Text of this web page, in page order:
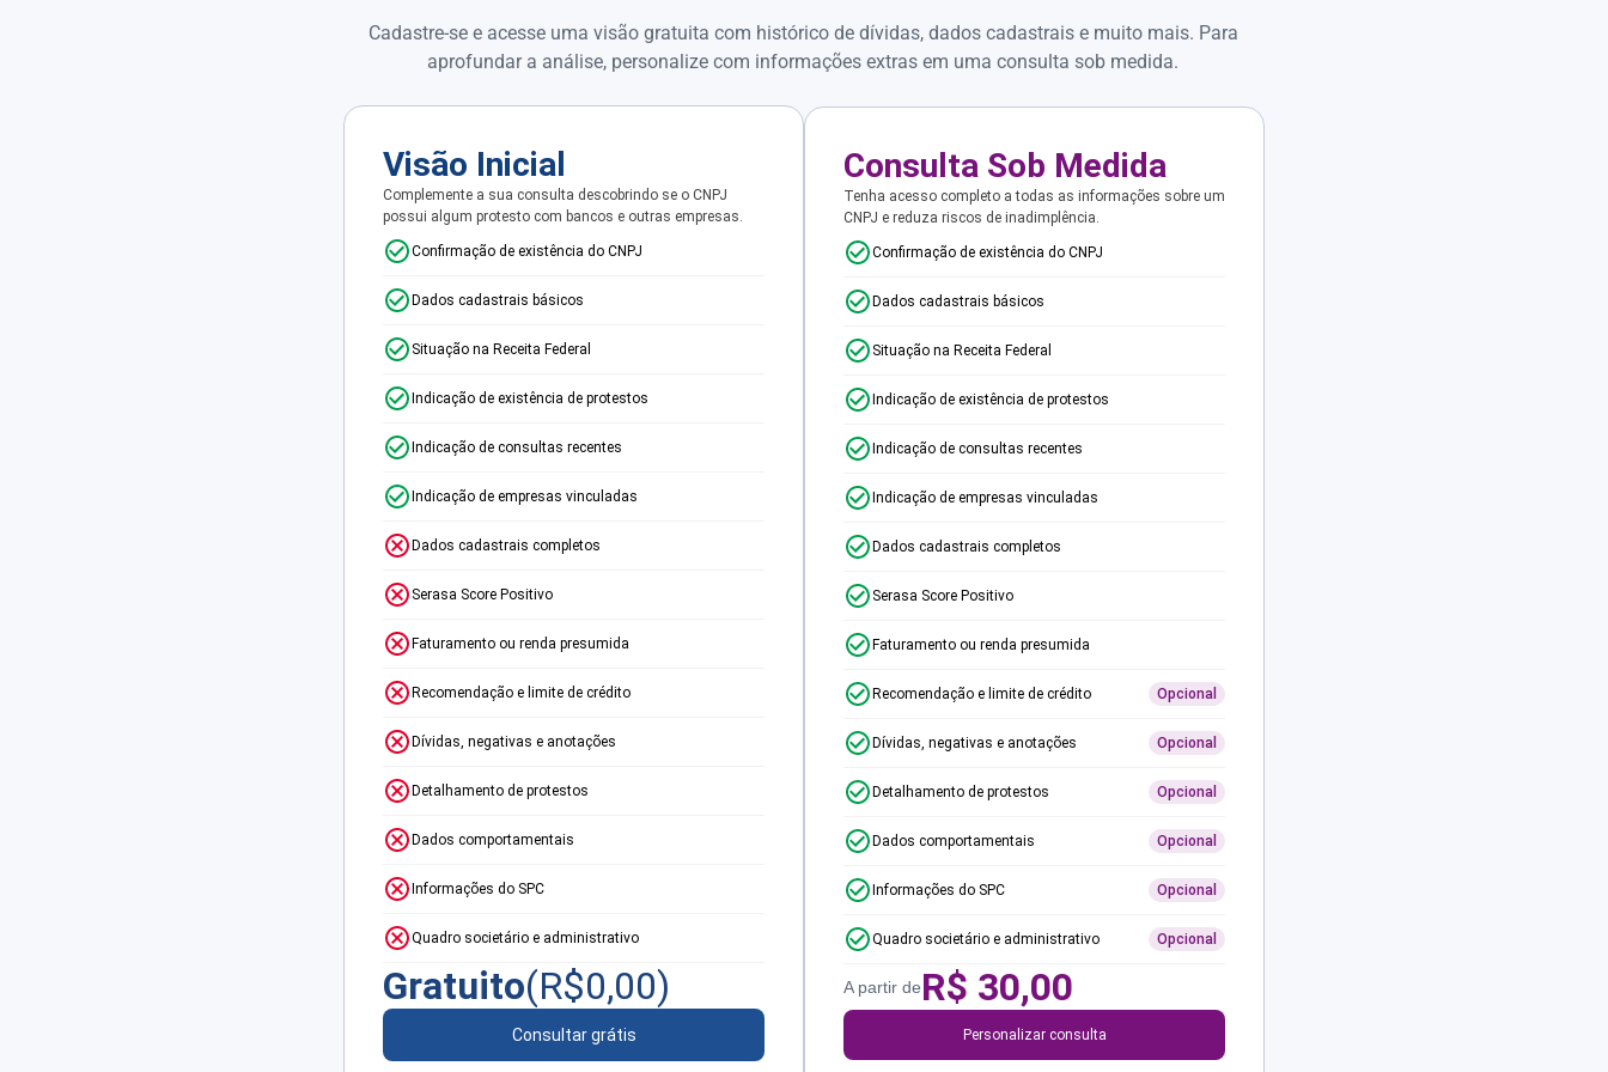
Cadastre-se e acesse uma visão gratuita com histórico de dívidas, dados cadastrais e muito mais. Para
aprofundar a análise, personalize com informações extras em uma consulta sob medida.
Visão Inicial
Complemente a sua consulta descobrindo se o CNPJ
possui algum protesto com bancos e outras empresas.
Confirmação de existência do CNPJ
Dados cadastrais básicos
Situação na Receita Federal
Indicação de existência de protestos
Indicação de consultas recentes
Indicação de empresas vinculadas
Dados cadastrais completos
Serasa Score Positivo
Faturamento ou renda presumida
Recomendação e limite de crédito
Dívidas, negativas e anotações
Detalhamento de protestos
Dados comportamentais
Informações do SPC
Quadro societário e administrativo
Gratuito(R$0,00)
Consultar grátis
Consulta Sob Medida
Tenha acesso completo a todas as informações sobre um
CNPJ e reduza riscos de inadimplência.
Confirmação de existência do CNPJ
Dados cadastrais básicos
Situação na Receita Federal
Indicação de existência de protestos
Indicação de consultas recentes
Indicação de empresas vinculadas
Dados cadastrais completos
Serasa Score Positivo
Faturamento ou renda presumida
Recomendação e limite de crédito Opcional
Dívidas, negativas e anotações Opcional
Detalhamento de protestos Opcional
Dados comportamentais Opcional
Informações do SPC Opcional
Quadro societário e administrativo Opcional
A partir deR$ 30,00
Personalizar consulta